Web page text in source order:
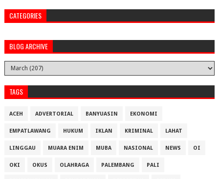
CATEGORIES
BLOG ARCHIVE
TAGS
ACEH ADVERTORIAL BANYUASIN EKONOMI
EMPATLAWANG HUKUM IKLAN KRIMINAL LAHAT
LINGGAU MUARA ENIM MUBA NASIONAL NEWS OI
OKI OKUS OLAHRAGA PALEMBANG PALI